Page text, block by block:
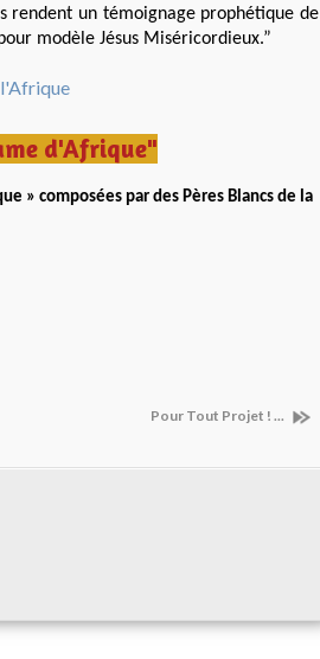
rendent un témoignage prophétique de
modèle Jésus Miséricordieux.”
d'Afrique"
» composées par des Pères Blancs de la
Pour Tout Projet ! ...